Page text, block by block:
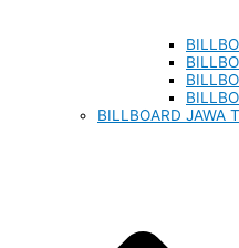
BILLBOARD JAWA